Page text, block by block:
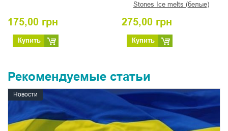
175,00 грн
Купить
Stones Ice melts (белые)
275,00 грн
Купить
Рекомендуемые статьи
Новости